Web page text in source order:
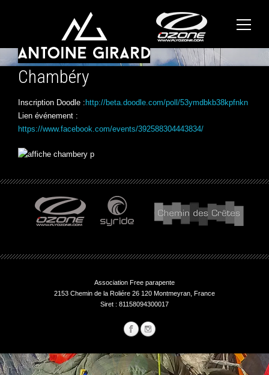
Chambéry
Inscription Doodle : http://beta.doodle.com/poll/53ymdbkb38kpfnkn
Lien événement :
https://www.facebook.com/events/392588304443834/
Association Free parapente
2153 Chemin de la Roliére 26 120 Montmeyran, France
Siret : 81158094300017